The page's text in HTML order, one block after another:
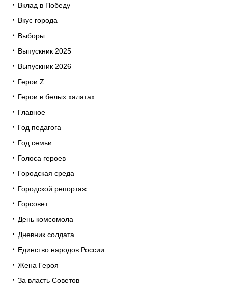
Вклад в Победу
Вкус города
Выборы
Выпускник 2025
Выпускник 2026
Герои Z
Герои в белых халатах
Главное
Год педагога
Год семьи
Голоса героев
Городская среда
Городской репортаж
Горсовет
День комсомола
Дневник солдата
Единство народов России
Жена Героя
За власть Советов